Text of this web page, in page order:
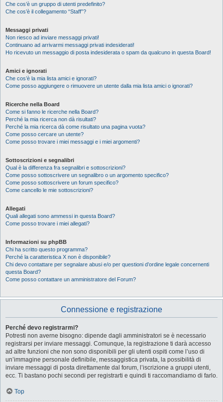
Che cos’è un gruppo di utenti predefinito?
Che cos’è il collegamento “Staff”?
Messaggi privati
Non riesco ad inviare messaggi privati!
Continuano ad arrivarmi messaggi privati indesiderati!
Ho ricevuto un messaggio di posta indesiderata o spam da qualcuno in questa Board!
Amici e ignorati
Che cos’è la mia lista amici e ignorati?
Come posso aggiungere o rimuovere un utente dalla mia lista amici o ignorati?
Ricerche nella Board
Come si fanno le ricerche nella Board?
Perché la mia ricerca non dà risultati?
Perché la mia ricerca dà come risultato una pagina vuota?
Come posso cercare un utente?
Come posso trovare i miei messaggi e i miei argomenti?
Sottoscrizioni e segnalibri
Qual è la differenza fra segnalibri e sottoscrizioni?
Come posso sottoscrivere un segnalibro o un argomento specifico?
Come posso sottoscrivere un forum specifico?
Come cancello le mie sottoscrizioni?
Allegati
Quali allegati sono ammessi in questa Board?
Come posso trovare i miei allegati?
Informazioni su phpBB
Chi ha scritto questo programma?
Perché la caratteristica X non è disponibile?
Chi devo contattare per segnalare abusi e/o per questioni d’ordine legale concernenti
questa Board?
Come posso contattare un amministratore del Forum?
Connessione e registrazione
Perché devo registrarmi?
Potresti non averne bisogno: dipende dagli amministratori se è necessario
registrarsi per inviare messaggi. Comunque, la registrazione ti darà accesso
ad altre funzioni che non sono disponibili per gli utenti ospiti come l’uso di
un’immagine personale definibile, messaggistica privata, la possibilità di
inviare messaggi di posta direttamente dal forum, l’iscrizione a gruppi utenti,
ecc. Ti bastano pochi secondi per registrarti e quindi ti raccomandiamo di farlo.
Top